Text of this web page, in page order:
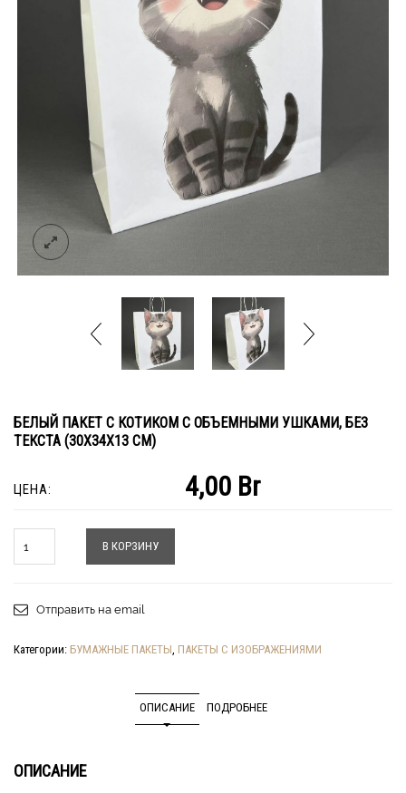
БЕЛЫЙ ПАКЕТ С КОТИКОМ С ОБЪЕМНЫМИ УШКАМИ, БЕЗ
ТЕКСТА (30Х34Х13 СМ)
ЦЕНА: 4,00 Br
В КОРЗИНУ
Отправить на email
Категории: БУМАЖНЫЕ ПАКЕТЫ, ПАКЕТЫ С ИЗОБРАЖЕНИЯМИ
ОПИСАНИЕ ПОДРОБНЕЕ
ОПИСАНИЕ